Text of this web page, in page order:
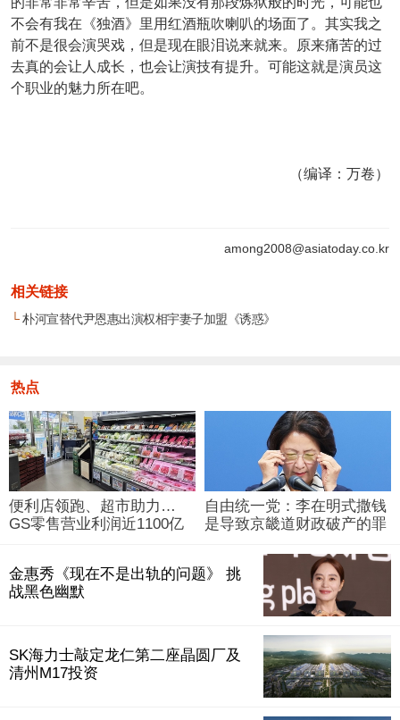
不会有我在《独酒》里用红酒瓶吹喇叭的场面了。其实我之
前不是很会演哭戏，但是现在眼泪说来就来。原来痛苦的过
去真的会让人成长，也会让演技有提升。可能这就是演员这
个职业的魅力所在吧。
（编译：万卷）
among2008@asiatoday.co.kr
相关链接
└朴河宣替代尹恩惠出演权相宇妻子加盟《诱惑》
热点
便利店领跑、超市助力…
GS零售营业利润近1100亿
自由统一党：李在明式撒钱
是导致京畿道财政破产的罪
金惠秀《现在不是出轨的问题》 挑
战黑色幽默
SK海力士敲定龙仁第二座晶圆厂及
清州M17投资